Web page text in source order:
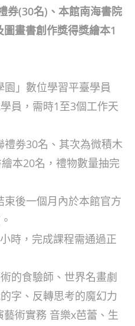
券(30名)、本館南海書院
畫書創作獎得獎繪本1
」數位學習平臺學員
員，需時1至3個工作天
禮劵30名、其次為微積木
本20名，禮物數量抽完
束後一個月內於本館官方
時，完成課程需通過正
的食驗師、世界名畫劇
字、反轉思考的魔幻力
術實務 音樂x芭蕾、生